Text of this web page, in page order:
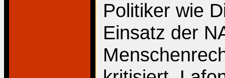
Politiker wie
Einsatz der